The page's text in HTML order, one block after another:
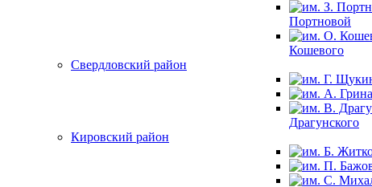
Портновой
Кошевого
Свердловский район
Драгунского
Кировский район